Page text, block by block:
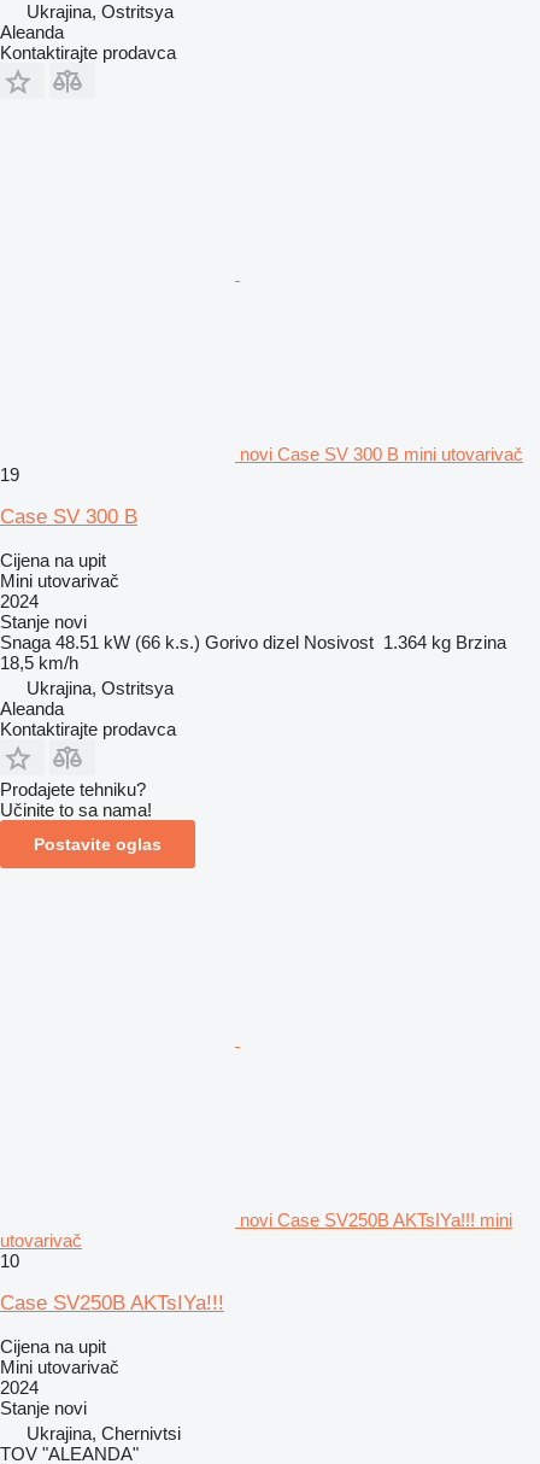
Ukrajina, Ostritsya
Aleanda
Kontaktirajte prodavca
novi Case SV 300 B mini utovarivač
19
Case SV 300 B
Cijena na upit
Mini utovarivač
2024
Stanje novi
Snaga 48.51 kW (66 k.s.) Gorivo dizel Nosivost 1.364 kg Brzina
18,5 km/h
Ukrajina, Ostritsya
Aleanda
Kontaktirajte prodavca
Prodajete tehniku?
Učinite to sa nama!
Postavite oglas
novi Case SV250B AKTsIYa!!! mini
utovarivač
10
Case SV250B AKTsIYa!!!
Cijena na upit
Mini utovarivač
2024
Stanje novi
Ukrajina, Chernivtsi
TOV "ALEANDA"